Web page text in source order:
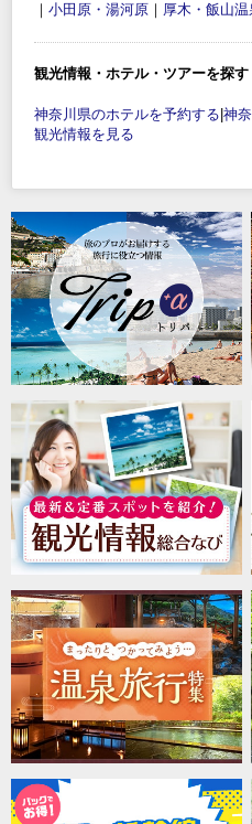
｜ 小田原・湯河原 ｜ 厚木・飯山温
観光情報・ホテル・ツアーを探す
神奈川県のホテルを予約する 神
観光情報を見る